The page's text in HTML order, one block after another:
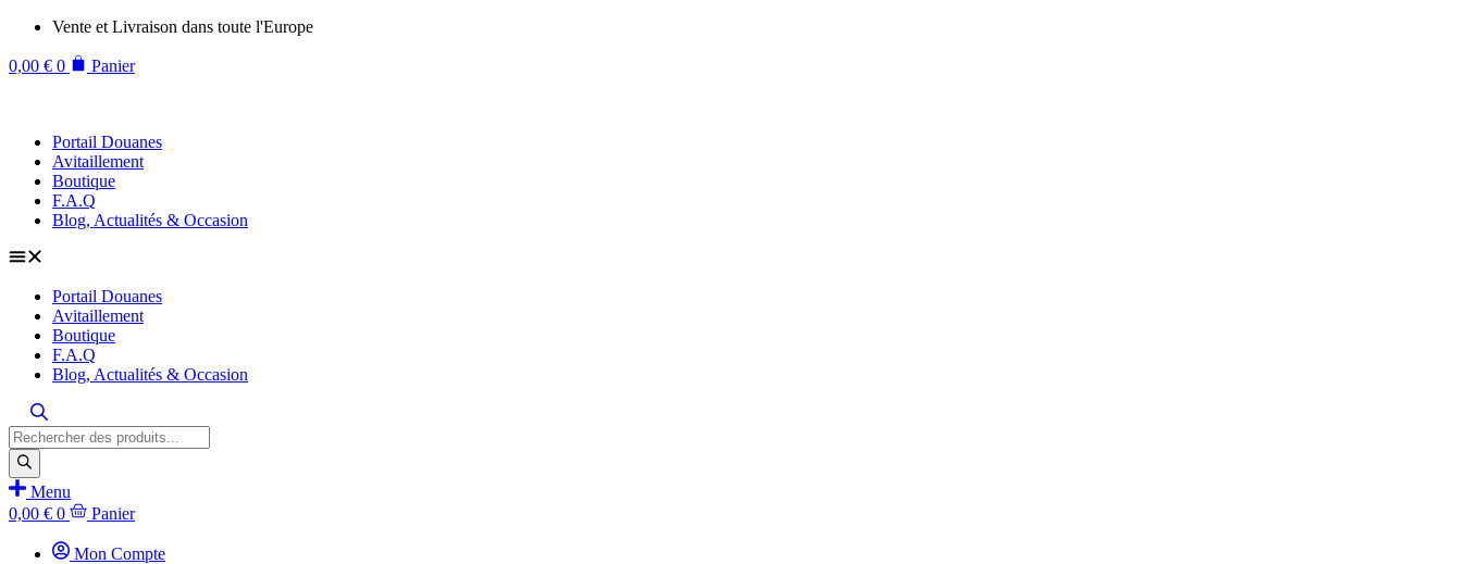
Aller
contenu
Vente et Livraison dans toute l'Europe
0,00 € 0 Panier
Portail Douanes
Avitaillement
Boutique
F.A.Q
Blog, Actualités & Occasion
Portail Douanes
Avitaillement
Boutique
F.A.Q
Blog, Actualités & Occasion
Recherche
de
produits
Menu
0,00 € 0 Panier
Mon Compte